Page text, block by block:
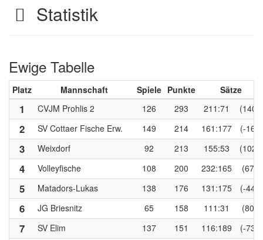
Statistik
Ewige Tabelle
Platz Mannschaft Spiele Punkte Sätze
1 CVJM Prohlis 2 126 293 211:71 (140)
2 SV Cottaer Fische Erw. 149 214 161:177 (-16)
3 Weixdorf 92 213 155:53 (102)
4 Volleyfische 108 200 232:165 (67)
5 Matadors-Lukas 138 176 131:175 (-44)
6 JG Briesnitz 65 158 111:31 (80)
7 SV Elim 137 151 116:189 (-73)